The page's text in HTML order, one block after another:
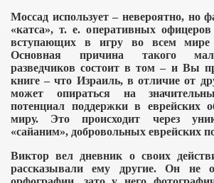
Моссад использует – невероятно, но
«катса», т. е. оперативных офицеров
вступающих в игру во всем
Основная причина такого
разведчиков состоит в том – и Вы
книге – что Израиль, в отличие от
может опираться на
потенциал поддержки в еврейских
миру. Это происходит через
«сайаним», добровольных еврейских
Виктор вел дневник о своих
рассказывали ему другие. Он не